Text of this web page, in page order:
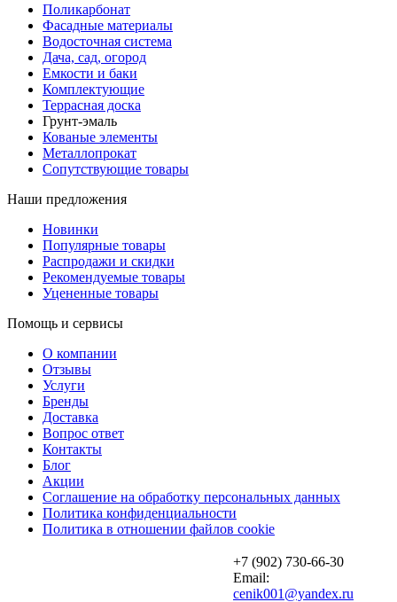
Поликарбонат
Фасадные материалы
Водосточная система
Дача, сад, огород
Емкости и баки
Комплектующие
Террасная доска
Грунт-эмаль
Кованые элементы
Металлопрокат
Сопутствующие товары
Наши предложения
Новинки
Популярные товары
Распродажи и скидки
Рекомендуемые товары
Уцененные товары
Помощь и сервисы
О компании
Отзывы
Услуги
Бренды
Доставка
Вопрос ответ
Контакты
Блог
Акции
Соглашение на обработку персональных данных
Политика конфиденциальности
Политика в отношении файлов cookie
+7 (902) 730-66-30
Email:
cenik001@yandex.ru